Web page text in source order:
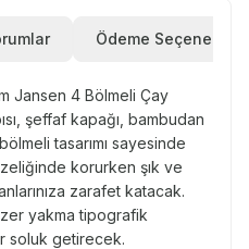
Ödeme Seçenekleri
Jansen 4 Bölmeli Çay
şeffaf kapağı, bambudan
tasarımı sayesinde
korurken şık ve
zarafet katacak.
yakma tipografik
soluk getirecek.